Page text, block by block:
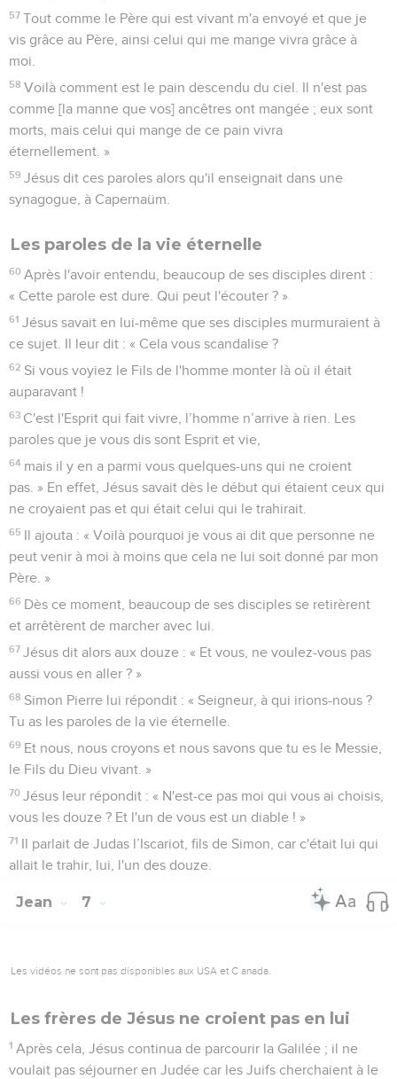
57 Tout comme le Père qui est vivant m'a envoyé et que je
vis grâce au Père, ainsi celui qui me mange vivra grâce à
moi.
58 Voilà comment est le pain descendu du ciel. Il n'est pas
comme [la manne que vos] ancêtres ont mangée ; eux sont
morts, mais celui qui mange de ce pain vivra
éternellement. »
59 Jésus dit ces paroles alors qu'il enseignait dans une
synagogue, à Capernaüm.
Les paroles de la vie éternelle
60 Après l'avoir entendu, beaucoup de ses disciples dirent :
« Cette parole est dure. Qui peut l'écouter ? »
61 Jésus savait en lui-même que ses disciples murmuraient à
ce sujet. Il leur dit : « Cela vous scandalise ?
62 Si vous voyiez le Fils de l'homme monter là où il était
auparavant !
63 C'est l'Esprit qui fait vivre, l’homme n’arrive à rien. Les
paroles que je vous dis sont Esprit et vie,
64 mais il y en a parmi vous quelques-uns qui ne croient
pas. » En effet, Jésus savait dès le début qui étaient ceux qui
ne croyaient pas et qui était celui qui le trahirait.
65 Il ajouta : « Voilà pourquoi je vous ai dit que personne ne
peut venir à moi à moins que cela ne lui soit donné par mon
Père. »
66 Dès ce moment, beaucoup de ses disciples se retirèrent
et arrêtèrent de marcher avec lui.
67 Jésus dit alors aux douze : « Et vous, ne voulez-vous pas
aussi vous en aller ? »
68 Simon Pierre lui répondit : « Seigneur, à qui irions-nous ?
Tu as les paroles de la vie éternelle.
69 Et nous, nous croyons et nous savons que tu es le Messie,
le Fils du Dieu vivant. »
70 Jésus leur répondit : « N'est-ce pas moi qui vous ai choisis,
vous les douze ? Et l'un de vous est un diable ! »
71 Il parlait de Judas l’Iscariot, fils de Simon, car c'était lui qui
allait le trahir, lui, l'un des douze.
Jean 7
Les vidéos ne sont pas disponibles aux USA et C anada.
Les frères de Jésus ne croient pas en lui
1 Après cela, Jésus continua de parcourir la Galilée ; il ne
voulait pas séjourner en Judée car les Juifs cherchaient à le